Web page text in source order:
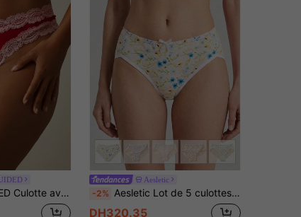
à double feston et détail de nœud en satin, coupe cheeky, sous-vêtement intime
Aesletic
-2% Aesletic Lot de 5 culottes en maille florale pour femme, culottes triangulaires transparentes et confortables avec décoration nœud, imprimés floraux mignons et délicats accents de nœuds, tendance
DH320.35